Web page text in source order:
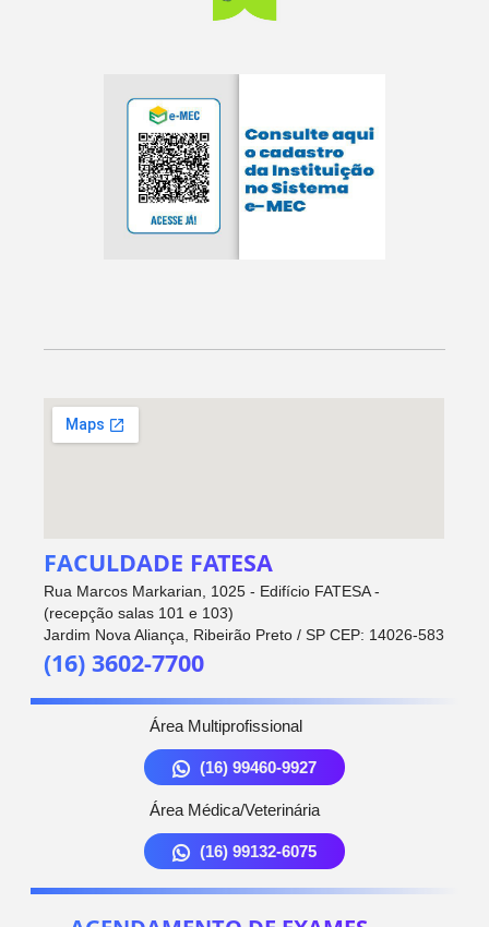
FACULDADE FATESA
Rua Marcos Markarian, 1025 - Edifício FATESA -
(recepção salas 101 e 103)
Jardim Nova Aliança, Ribeirão Preto / SP CEP: 14026-583
(16) 3602-7700
Área Multiprofissional
(16) 99460-9927
Área Médica/Veterinária
(16) 99132-6075